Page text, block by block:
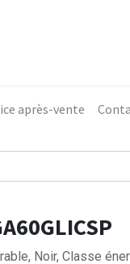
après-vente
Noir, Classe